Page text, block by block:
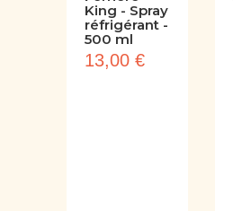
Mallard
Ferrière -
King - Spray
réfrigérant -
500 ml